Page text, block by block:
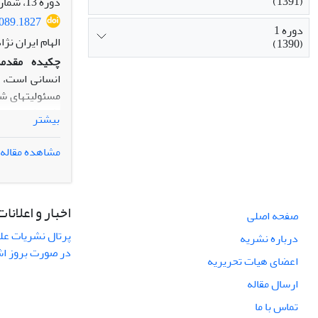
شایستگی های
الهام ایران
چکیده
انسانی
پژوهش
روش:
حوزه
مدنی،
تربیتی ایران
نتیجه‌گیری:
باعث کاهش
بیشتر
مشاهده مقاله
دوره 1
(1390)
صفحه اصلی
درباره نشریه
اعضای هیات تحریریه
ارسال مقاله
تماس با ما
اخبار و
پرتال نشریات
در صورت بروز